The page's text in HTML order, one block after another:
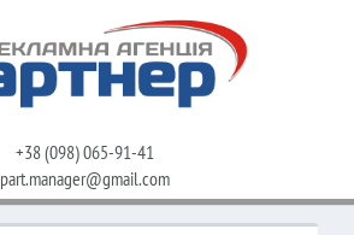
+38 (098) 065-91-41
part.manager@gmail.com